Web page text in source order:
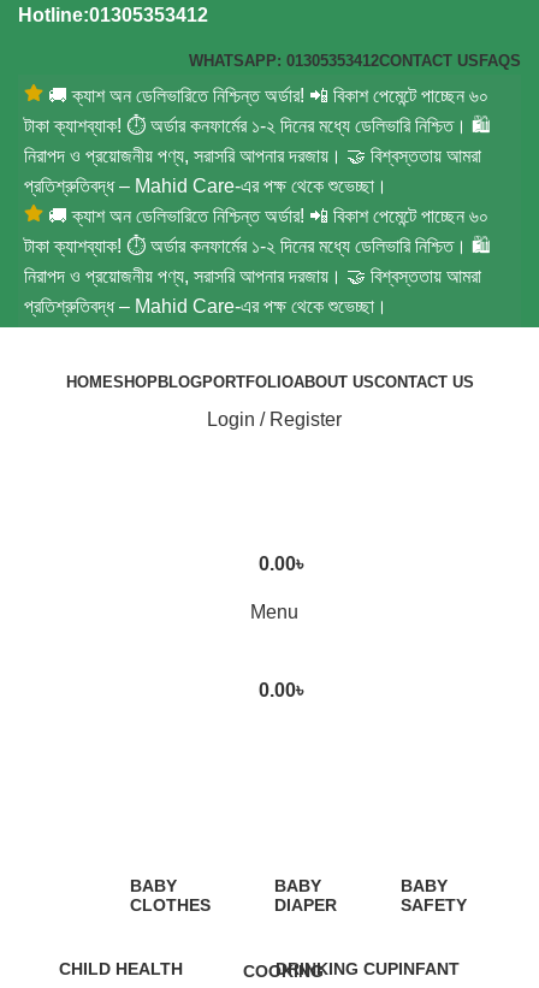
Hotline:01305353412
WHATSAPP: 01305353412CONTACT US FAQS
🚚 ক্যাশ অন ডেলিভারিতে নিশ্চিন্ত অর্ডার! 📲 বিকাশ পেমেন্টে পাচ্ছেন ৬০
টাকা ক্যাশব্যাক! ⏱️ অর্ডার কনফার্মের ১-২ দিনের মধ্যে ডেলিভারি নিশ্চিত। 🛍️
নিরাপদ ও প্রয়োজনীয় পণ্য, সরাসরি আপনার দরজায়। 🤝 বিশ্বস্ততায় আমরা
প্রতিশ্রুতিবদ্ধ – Mahid Care-এর পক্ষ থেকে শুভেচ্ছা।
🚚 ক্যাশ অন ডেলিভারিতে নিশ্চিন্ত অর্ডার! 📲 বিকাশ পেমেন্টে পাচ্ছেন ৬০
টাকা ক্যাশব্যাক! ⏱️ অর্ডার কনফার্মের ১-২ দিনের মধ্যে ডেলিভারি নিশ্চিত। 🛍️
নিরাপদ ও প্রয়োজনীয় পণ্য, সরাসরি আপনার দরজায়। 🤝 বিশ্বস্ততায় আমরা
প্রতিশ্রুতিবদ্ধ – Mahid Care-এর পক্ষ থেকে শুভেচ্ছা।
HOMESHOPBLOGPORTFOLIOABOUT USCONTACT US
Login / Register
0.00৳
Menu
0.00৳
BABY
CLOTHES
BABY
DIAPER
BABY
SAFETY
CHILD HEALTH
COOKING
DRINKING CUPINFANT